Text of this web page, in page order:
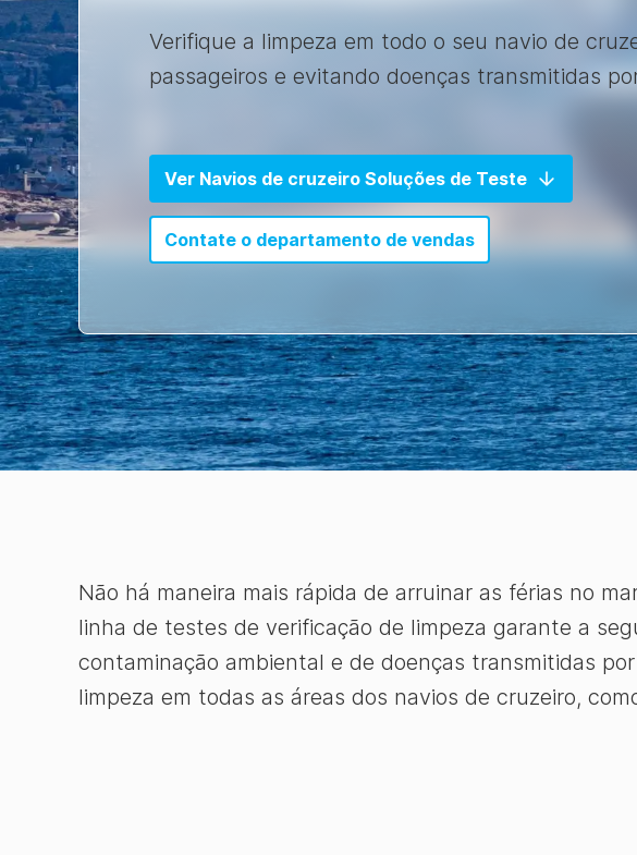
Verifique a limpeza em todo o seu navio de
passageiros e evitando doenças transmitidas
Ver Navios de cruzeiro Soluções de Teste
Contate o departamento de vendas
Não há maneira mais rápida de arruinar as férias no
linha de testes de verificação de limpeza garante a
contaminação ambiental e de doenças transmitidas
limpeza em todas as áreas dos navios de cruzeiro,